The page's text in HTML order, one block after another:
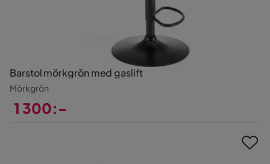
Barstol mörkgrön med gaslift
Mörkgrön
1 300:-